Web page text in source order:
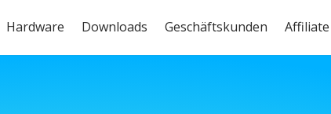
Hardware Downloads Geschäftskunden Affiliate